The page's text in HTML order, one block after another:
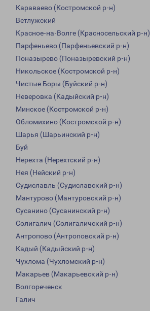
Караваево (Костромской р-н)
Ветлужский
Красное-на-Волге (Красносельский р-н)
Парфеньево (Парфеньевский р-н)
Поназырево (Поназыревский р-н)
Никольское (Костромской р-н)
Чистые Боры (Буйский р-н)
Неверовка (Кадыйский р-н)
Минское (Костромской р-н)
Обломихино (Костромской р-н)
Шарья (Шарьинский р-н)
Буй
Нерехта (Нерехтский р-н)
Нея (Нейский р-н)
Судиславль (Судиславский р-н)
Мантурово (Мантуровский р-н)
Сусанино (Сусанинский р-н)
Солигалич (Солигаличский р-н)
Антропово (Антроповский р-н)
Кадый (Кадыйский р-н)
Чухлома (Чухломский р-н)
Макарьев (Макарьевский р-н)
Волгореченск
Галич